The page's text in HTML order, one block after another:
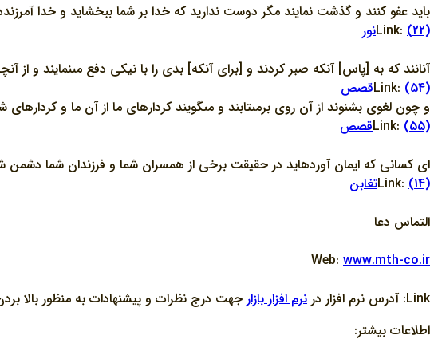
بايد عفو كنند و گذشت نمايند مگر دوست نداريد كه خدا بر شما ببخشايد و خدا
Link: (22)نور
آنانند كه به [پاس] آنكه صبر كردند و [براى آنكه] بدى را با نيكى دفع مى‏نمايند و از
Link: (54)قصص
و چون لغوى بشنوند از آن روى برمى‏تابند و مى‏گويند كردارهاى ما از آن ما و
Link: (55)قصص
اى كسانى كه ايمان آورده‏ايد در حقيقت برخى از همسران شما و فرزندان شما دشمن
Link: (14)تغابن
التماس دعا
Web: www.mth-co.ir
Link: آدرس نرم افزار در
نرم افزار بازار جهت درج نظرات و پيشنهادات به منظور بالا
اطلاعات بیشتر: